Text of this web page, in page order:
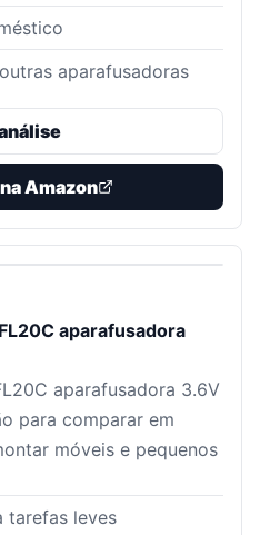
aparafusadoras
Amazon
aparafusadora
aparafusadora 3.6V
para comparar em
móveis e pequenos
tarefas leves